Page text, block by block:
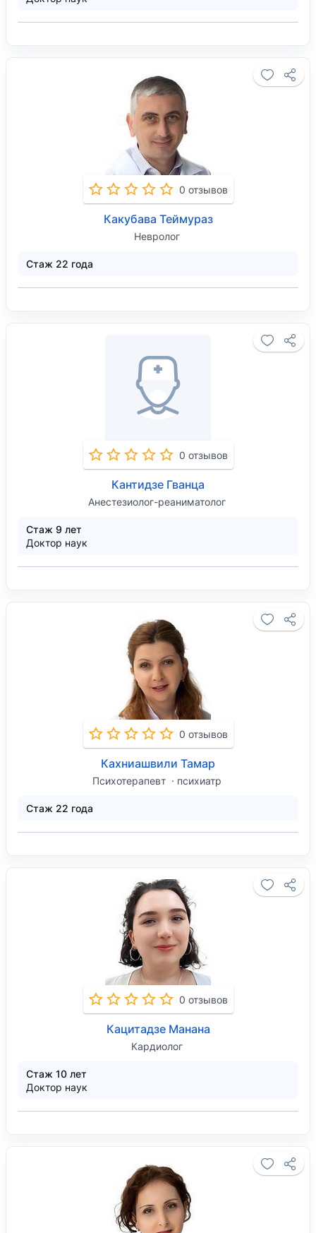
0 отзывов
Какубава Теймураз
Невролог
Стаж 22 года
0 отзывов
Кантидзе Гванца
Анестезиолог-реаниматолог
Стаж 9 лет
Доктор наук
0 отзывов
Кахниашвили Тамар
Психотерапевт психиатр
Стаж 22 года
0 отзывов
Кацитадзе Манана
Кардиолог
Стаж 10 лет
Доктор наук